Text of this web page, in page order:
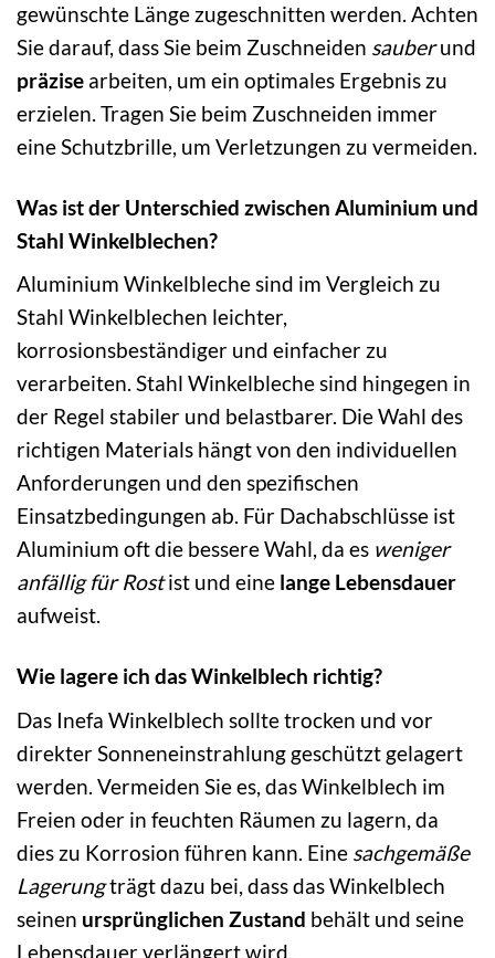
gewünschte Länge zugeschnitten werden. Achten
Sie darauf, dass Sie beim Zuschneiden sauberund
präzise arbeiten, um ein optimales Ergebnis zu
erzielen. Tragen Sie beim Zuschneiden immer
eine Schutzbrille, um Verletzungen zu vermeiden.
Was ist der Unterschied zwischen Aluminium und
Stahl Winkelblechen?
Aluminium Winkelbleche sind im Vergleich zu
Stahl Winkelblechen leichter,
korrosionsbeständiger und einfacher zu
verarbeiten. Stahl Winkelbleche sind hingegen in
der Regel stabiler und belastbarer. Die Wahl des
richtigen Materials hängt von den individuellen
Anforderungen und den spezifischen
Einsatzbedingungen ab. Für Dachabschlüsse ist
Aluminium oft die bessere Wahl, da es weniger
anfällig für Rostist und eine lange Lebensdauer
aufweist.
Wie lagere ich das Winkelblech richtig?
Das Inefa Winkelblech sollte trocken und vor
direkter Sonneneinstrahlung geschützt gelagert
werden. Vermeiden Sie es, das Winkelblech im
Freien oder in feuchten Räumen zu lagern, da
dies zu Korrosion führen kann. Eine sachgemäße
Lagerungträgt dazu bei, dass das Winkelblech
seinen ursprünglichen Zustand behält und seine
Lebensdauer verlängert wird.